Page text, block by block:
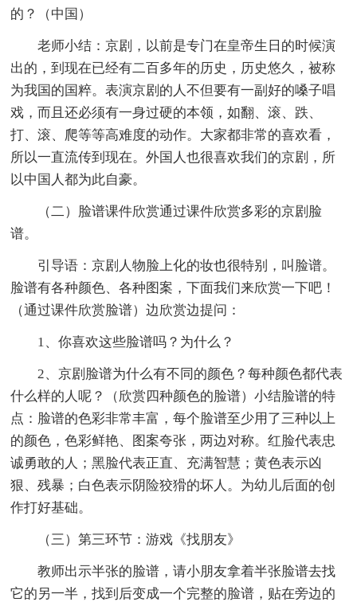
的？（中国）
老师小结：京剧，以前是专门在皇帝生日的时候演
出的，到现在已经有二百多年的历史，历史悠久，被称
为我国的国粹。表演京剧的人不但要有一副好的嗓子唱
戏，而且还必须有一身过硬的本领，如翻、滚、跌、
打、滚、爬等等高难度的动作。大家都非常的喜欢看，
所以一直流传到现在。外国人也很喜欢我们的京剧，所
以中国人都为此自豪。
（二）脸谱课件欣赏通过课件欣赏多彩的京剧脸
谱。
引导语：京剧人物脸上化的妆也很特别，叫脸谱。
脸谱有各种颜色、各种图案，下面我们来欣赏一下吧！
（通过课件欣赏脸谱）边欣赏边提问：
1、你喜欢这些脸谱吗？为什么？
2、京剧脸谱为什么有不同的颜色？每种颜色都代表
什么样的人呢？（欣赏四种颜色的脸谱）小结脸谱的特
点：脸谱的色彩非常丰富，每个脸谱至少用了三种以上
的颜色，色彩鲜艳、图案夸张，两边对称。红脸代表忠
诚勇敢的人；黑脸代表正直、充满智慧；黄色表示凶
狠、残暴；白色表示阴险狡猾的坏人。为幼儿后面的创
作打好基础。
（三）第三环节：游戏《找朋友》
教师出示半张的脸谱，请小朋友拿着半张脸谱去找
它的另一半，找到后变成一个完整的脸谱，贴在旁边的